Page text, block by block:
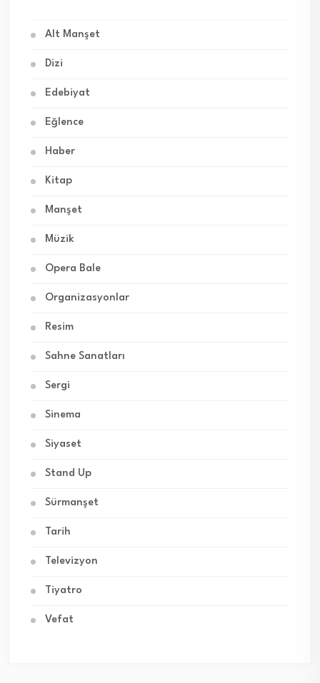
Alt Manşet
Dizi
Edebiyat
Eğlence
Haber
Kitap
Manşet
Müzik
Opera Bale
Organizasyonlar
Resim
Sahne Sanatları
Sergi
Sinema
Siyaset
Stand Up
Sürmanşet
Tarih
Televizyon
Tiyatro
Vefat